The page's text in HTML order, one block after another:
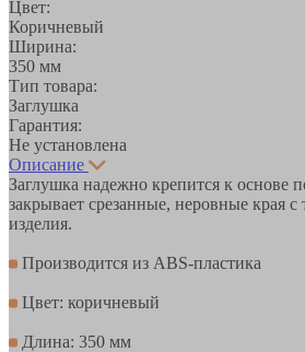
Цвет:
Коричневый
Ширина:
350 мм
Тип товара:
Заглушка
Гарантия:
Не установлена
Описание
Заглушка надежно крепится к основе
закрывает срезанные, неровные края
изделия.
Производится из ABS-пластика
Цвет: коричневый
Длина: 350 мм